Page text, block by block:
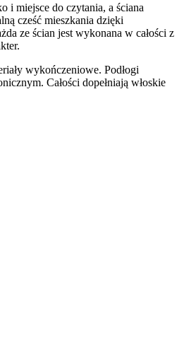
i miejsce do czytania, a ściana
cześć mieszkania dzięki
ze ścian jest wykonana w całości z
wykończeniowe. Podłogi
Całości dopełniają włoskie